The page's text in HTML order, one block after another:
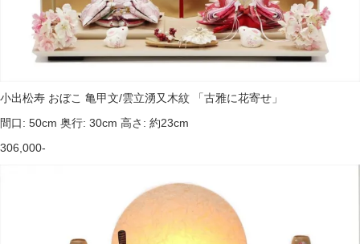
小出松寿 おぼこ 亀甲文/雲立湧又木紋 「古雅に花寄せ」
間口: 50cm 奥行: 30cm 高さ: 約23cm
306,000-